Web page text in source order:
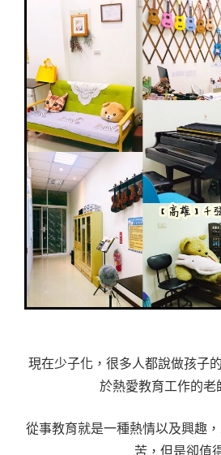
現在少子化，很多人都說做孩子
於熱愛教育工作的老
從事教育就是一種熱情以及興趣
苦，但是卻值